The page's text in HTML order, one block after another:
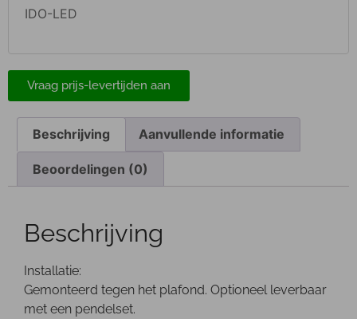
IDO-LED
Vraag prijs-levertijden aan
Beschrijving Aanvullende informatie
Beoordelingen (0)
Beschrijving
Installatie:
Gemonteerd tegen het plafond. Optioneel leverbaar
met een pendelset.